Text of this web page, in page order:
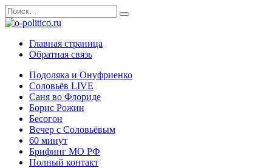
Перейти
к
содержанию
Search
for:
Главная страница
Обратная связь
Подоляка и Онуфриенко
Соловьёв LIVE
Саня во Флориде
Борис Рожин
Бесогон
Вечер с Соловьёвым
60 минут
Брифинг МО РФ
Полный контакт